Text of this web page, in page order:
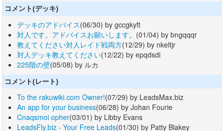
コメント(デッキ)
デッキのアドバイス(06/30) by gccgkyft
対人です。アドバイスお願いします。 (01/04) by bngqqqr
教えてください対人レイド戦両方(12/29) by nkeltjr
対人デッキ教えてください(12/22) by epqdsdi
225階の壁(05/08) by ルカ
コメント(レート)
To the rakuwiki.com Owner!(07/29) by LeadsMax.biz
An app for your business(06/28) by Johan Fourie
Cnaqsmoi opher(03/01) by Libby Evans
LeadsFly.biz - Your Free Leads(01/30) by Patty Blakey